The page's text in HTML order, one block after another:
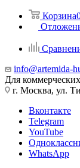
Корзина
info@artemida-
Для
г. Москва, ул.
Вконтакте
Telegram
YouTube
WhatsApp